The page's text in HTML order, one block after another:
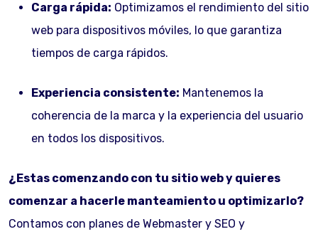
Carga rápida: Optimizamos el rendimiento del sitio
web para dispositivos móviles, lo que garantiza
tiempos de carga rápidos.
Experiencia consistente: Mantenemos la
coherencia de la marca y la experiencia del usuario
en todos los dispositivos.
¿Estas comenzando con tu sitio web y quieres
comenzar a hacerle manteamiento u optimizarlo?
Contamos con planes de Webmaster y SEO y